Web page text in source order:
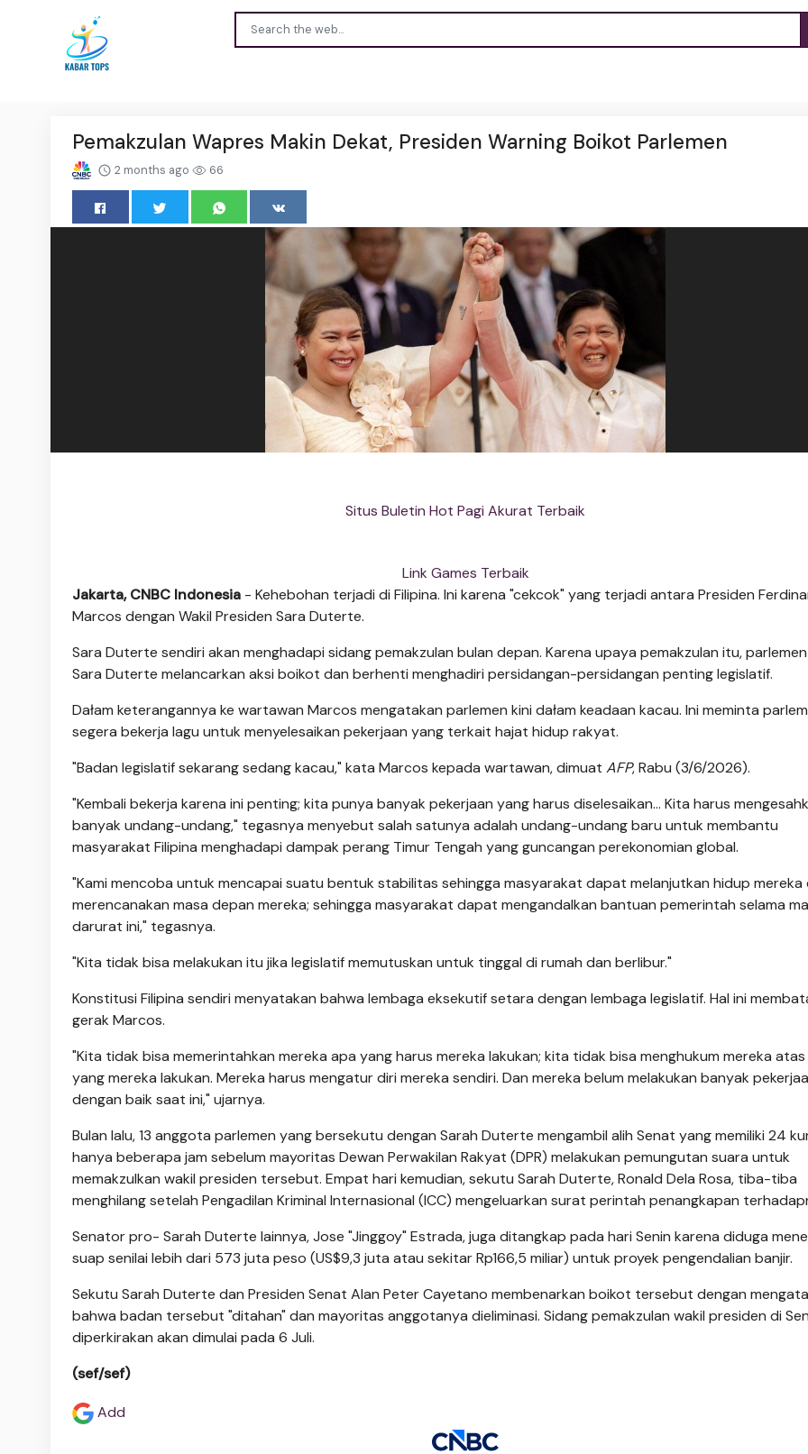
Pemakzulan Wapres Makin Dekat, Presiden Warning Boikot Parlemen
2 months ago 66
Situs Buletin Hot Pagi Akurat Terbaik
Link Games Terbaik
Jakarta, CNBC Indonesia - Kehebohan terjadi di Filipina. Ini karena "cekcok" yang terjadi antara Presiden
Marcos dengan Wakil Presiden Sara Duterte.
Sara Duterte sendiri akan menghadapi sidang pemakzulan bulan depan. Karena upaya pemakzulan itu,
Sara Duterte melancarkan aksi boikot dan berhenti menghadiri persidangan-persidangan penting legislatif.
Dałam keterangannya ke wartawan Marcos mengatakan parlemen kini dałam keadaan kacau. Ini meminta
segera bekerja lagu untuk menyelesaikan pekerjaan yang terkait hajat hidup rakyat.
"Badan legislatif sekarang sedang kacau," kata Marcos kepada wartawan, dimuat AFP, Rabu (3/6/2026).
"Kembali bekerja karena ini penting; kita punya banyak pekerjaan yang harus diselesaikan... Kita harus
banyak undang-undang," tegasnya menyebut salah satunya adalah undang-undang baru untuk membantu
masyarakat Filipina menghadapi dampak perang Timur Tengah yang guncangan perekonomian global.
"Kami mencoba untuk mencapai suatu bentuk stabilitas sehingga masyarakat dapat melanjutkan hidup mereka
merencanakan masa depan mereka; sehingga masyarakat dapat mengandalkan bantuan pemerintah selama
darurat ini," tegasnya.
"Kita tidak bisa melakukan itu jika legislatif memutuskan untuk tinggal di rumah dan berlibur."
Konstitusi Filipina sendiri menyatakan bahwa lembaga eksekutif setara dengan lembaga legislatif. Hal ini
gerak Marcos.
"Kita tidak bisa memerintahkan mereka apa yang harus mereka lakukan; kita tidak bisa menghukum mereka
yang mereka lakukan. Mereka harus mengatur diri mereka sendiri. Dan mereka belum melakukan banyak
dengan baik saat ini," ujarnya.
Bulan lalu, 13 anggota parlemen yang bersekutu dengan Sarah Duterte mengambil alih Senat yang memiliki 24
hanya beberapa jam sebelum mayoritas Dewan Perwakilan Rakyat (DPR) melakukan pemungutan suara untuk
memakzulkan wakil presiden tersebut. Empat hari kemudian, sekutu Sarah Duterte, Ronald Dela Rosa, tiba-tiba
menghilang setelah Pengadilan Kriminal Internasional (ICC) mengeluarkan surat perintah penangkapan
Senator pro- Sarah Duterte lainnya, Jose "Jinggoy" Estrada, juga ditangkap pada hari Senin karena diduga
suap senilai lebih dari 573 juta peso (US$9,3 juta atau sekitar Rp166,5 miliar) untuk proyek pengendalian banjir.
Sekutu Sarah Duterte dan Presiden Senat Alan Peter Cayetano membenarkan boikot tersebut dengan
bahwa badan tersebut "ditahan" dan mayoritas anggotanya dieliminasi. Sidang pemakzulan wakil presiden di
diperkirakan akan dimulai pada 6 Juli.
(sef/sef)
Add